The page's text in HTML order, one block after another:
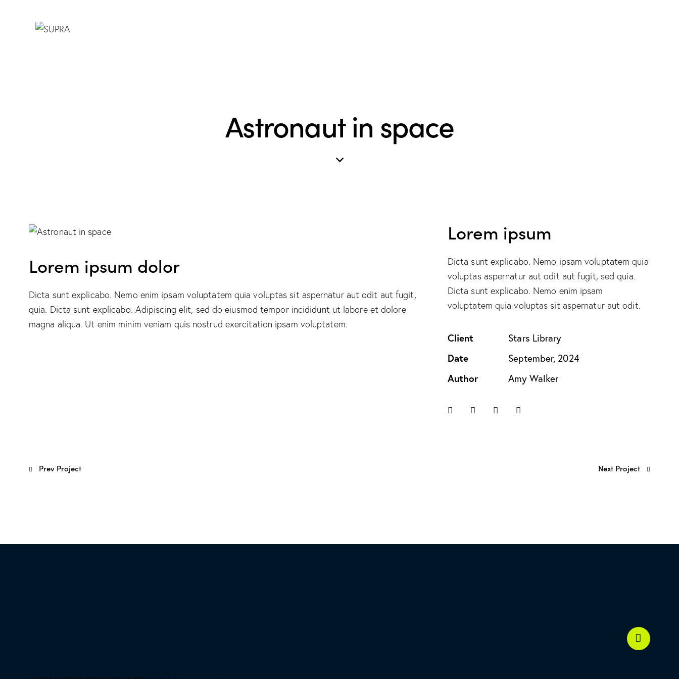
Astronaut in space
Lorem ipsum dolor
Dicta sunt explicabo. Nemo enim ipsam voluptatem quia voluptas sit aspernatur aut odit aut fugit,
quia. Dicta sunt explicabo. Adipiscing elit, sed do eiusmod tempor incididunt ut labore et dolore
magna aliqua. Ut enim minim veniam quis nostrud exercitation ipsam voluptatem.
Lorem ipsum
Dicta sunt explicabo. Nemo ipsam voluptatem quia
voluptas aspernatur aut odit aut fugit, sed quia.
Dicta sunt explicabo. Nemo enim ipsam
voluptatem quia voluptas sit aspernatur aut odit.
Client
Stars Library
Date
September, 2024
Author
Amy Walker
Prev Project Next Project